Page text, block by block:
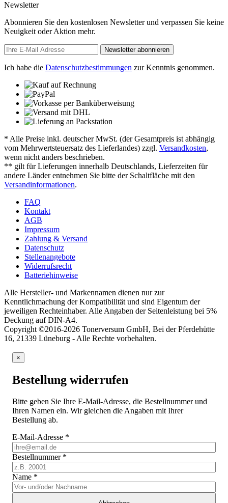
Newsletter
Abonnieren Sie den kostenlosen Newsletter und verpassen Sie keine
Neuigkeit oder Aktion mehr.
Newsletter abonnieren
Ich habe die Datenschutzbestimmungen zur Kenntnis genommen.
* Alle Preise inkl. deutscher MwSt. (der Gesamtpreis ist abhängig
vom Mehrwertsteuersatz des Lieferlandes) zzgl. Versandkosten,
wenn nicht anders beschrieben.
** gilt für Lieferungen innerhalb Deutschlands, Lieferzeiten für
andere Länder entnehmen Sie bitte der Schaltfläche mit den
Versandinformationen.
FAQ
Kontakt
AGB
Impressum
Zahlung & Versand
Datenschutz
Stellenangebote
Widerrufsrecht
Batteriehinweise
Alle Hersteller- und Markennamen dienen nur zur
Kenntlichmachung der Kompatibilität und sind Eigentum der
jeweiligen Rechteinhaber. Alle Angaben der Seitenleistung bei 5%
Deckung auf DIN-A4.
Copyright ©2016-2026 Tonerversum GmbH, Bei der Pferdehütte
16, 21339 Lüneburg - Alle Rechte vorbehalten.
×
Bestellung widerrufen
Bitte geben Sie Ihre E-Mail-Adresse, die Bestellnummer und
Ihren Namen ein. Wir gleichen die Angaben mit Ihrer
Bestellung ab.
E-Mail-Adresse *
Bestellnummer *
Name *